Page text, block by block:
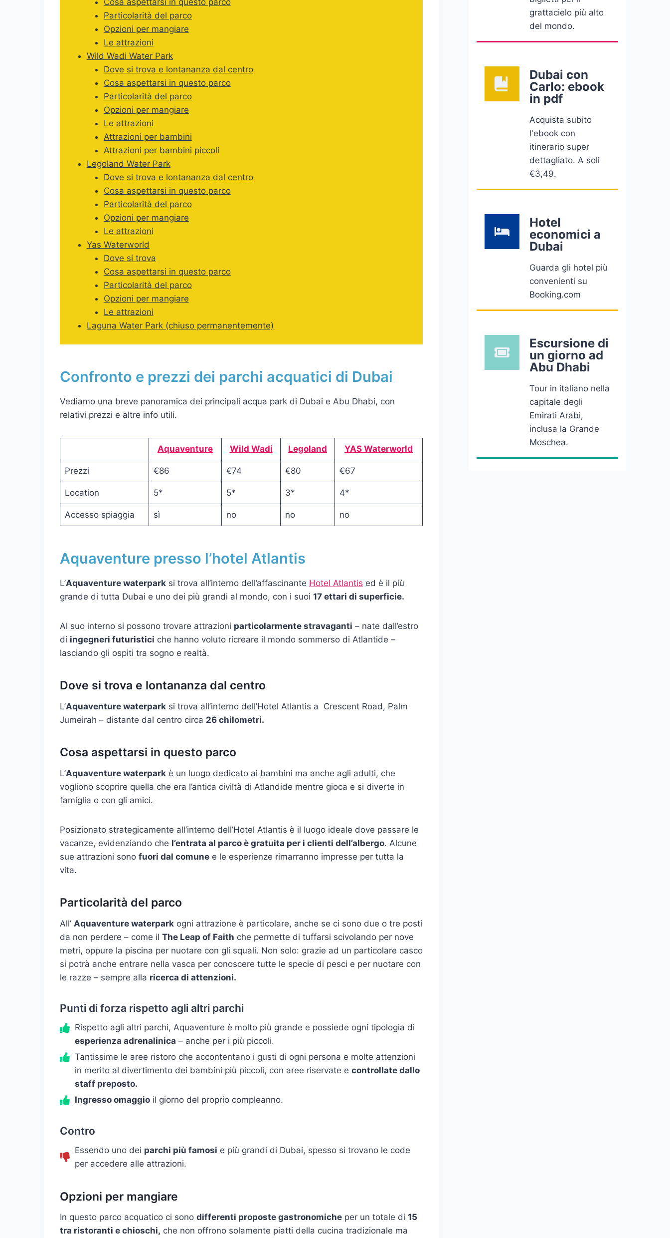
Particolarità del parco
Opzioni per mangiare
Le attrazioni
Wild Wadi Water Park
Dove si trova e lontananza dal centro
Cosa aspettarsi in questo parco
Particolarità del parco
Opzioni per mangiare
Le attrazioni
Attrazioni per bambini
Attrazioni per bambini piccoli
Legoland Water Park
Dove si trova e lontananza dal centro
Cosa aspettarsi in questo parco
Particolarità del parco
Opzioni per mangiare
Le attrazioni
Yas Waterworld
Dove si trova
Cosa aspettarsi in questo parco
Particolarità del parco
Opzioni per mangiare
Le attrazioni
Laguna Water Park (chiuso permanentemente)
Confronto e prezzi dei parchi acquatici di Dubai
Vediamo una breve panoramica dei principali acqua park di Dubai e Abu Dhabi, con
relativi prezzi e altre info utili.
Aquaventure Wild Wadi Legoland YAS Waterworld
Prezzi €86 €74 €80 €67
Location 5* 5* 3* 4*
Accesso spiaggia sì no no no
Aquaventure presso l’hotel Atlantis
L’Aquaventure waterpark si trova all’interno dell’affascinante Hotel Atlantis ed è il più
grande di tutta Dubai e uno dei più grandi al mondo, con i suoi 17 ettari di superficie.
Al suo interno si possono trovare attrazioni particolarmente stravaganti – nate dall’estro
di ingegneri futuristici che hanno voluto ricreare il mondo sommerso di Atlantide –
lasciando gli ospiti tra sogno e realtà.
Dove si trova e lontananza dal centro
L’Aquaventure waterpark si trova all’interno dell’Hotel Atlantis a Crescent Road, Palm
Jumeirah – distante dal centro circa 26 chilometri.
Cosa aspettarsi in questo parco
L’Aquaventure waterpark è un luogo dedicato ai bambini ma anche agli adulti, che
vogliono scoprire quella che era l’antica civiltà di Atlandide mentre gioca e si diverte in
famiglia o con gli amici.
Posizionato strategicamente all’interno dell’Hotel Atlantis è il luogo ideale dove passare le
vacanze, evidenziando che l’entrata al parco è gratuita per i clienti dell’albergo. Alcune
sue attrazioni sono fuori dal comune e le esperienze rimarranno impresse per tutta la
vita.
Particolarità del parco
All’ Aquaventure waterpark ogni attrazione è particolare, anche se ci sono due o tre posti
da non perdere – come il The Leap of Faith che permette di tuffarsi scivolando per nove
metri, oppure la piscina per nuotare con gli squali. Non solo: grazie ad un particolare casco
si potrà anche entrare nella vasca per conoscere tutte le specie di pesci e per nuotare con
le razze – sempre alla ricerca di attenzioni.
Punti di forza rispetto agli altri parchi
Rispetto agli altri parchi, Aquaventure è molto più grande e possiede ogni tipologia di
esperienza adrenalinica – anche per i più piccoli.
Tantissime le aree ristoro che accontentano i gusti di ogni persona e molte attenzioni
in merito al divertimento dei bambini più piccoli, con aree riservate e controllate dallo
staff preposto.
Ingresso omaggio il giorno del proprio compleanno.
Contro
Essendo uno dei parchi più famosi e più grandi di Dubai, spesso si trovano le code
per accedere alle attrazioni.
Opzioni per mangiare
In questo parco acquatico ci sono differenti proposte gastronomiche per un totale di 15
tra ristoranti e chioschi, che non offrono solamente piatti della cucina tradizionale ma
grattacielo più alto
del mondo.
Dubai con
Carlo: ebook
in pdf
Acquista subito
l'ebook con
itinerario super
dettagliato. A soli
€3,49.
Hotel
economici a
Dubai
Guarda gli hotel più
convenienti su
Booking.com
Escursione di
un giorno ad
Abu Dhabi
Tour in italiano nella
capitale degli
Emirati Arabi,
inclusa la Grande
Moschea.